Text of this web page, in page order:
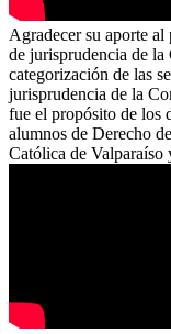
Agradecer su aporte
de jurisprudencia de la
categorización de las
jurisprudencia de la
fue el propósito de los
alumnos de Derecho
Católica de